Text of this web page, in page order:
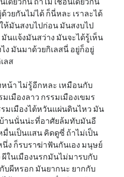
วยกันไม่ได้ ก็นี่หละ เราละได้
ห้มันสงบไปก่อน มันสงบไป
นแจ้งมันสว่าง มันจะได้รู้เห็น
ง มันมาด้วยกิเลสนี่ อยู่ก็อยู่
ลส
น้า ไม่รู้อีกหละ เหมือนกับ
เมืองลาว กรรมเมืองเขมร
มเมืองไต้หวันแผ่นดินไหว มัน
านนั่นน่ะที่อาศัยล้มทับมันอี
มื่นเป็นแสน คิดดูซี่ ถ้าไม่เป็น
ง ก็รบราฆ่าฟันกันเอง มนุษย์
ในเมืองนรกมันไม่มารบกับ
ผีหรอก มันยากนะ ยากกับ